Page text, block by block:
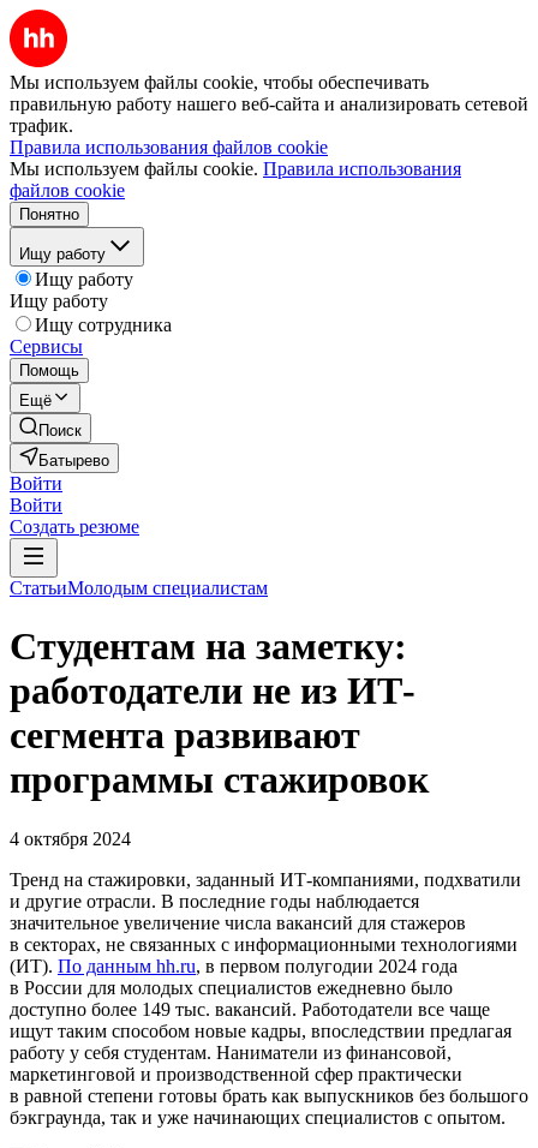
Мы используем файлы cookie, чтобы обеспечивать
правильную работу нашего веб-сайта и анализировать сетевой
трафик.
Правила использования файлов cookie
Мы используем файлы cookie. Правила использования
файлов cookie
Понятно
Ищу работу
Ищу работу
Ищу работу
Ищу сотрудника
Сервисы
Помощь
Ещё
Поиск
Батырево
Войти
Войти
Создать резюме
СтатьиМолодым специалистам
Студентам на заметку:
работодатели не из ИТ-
сегмента развивают
программы стажировок
4 октября 2024
Тренд на стажировки, заданный ИТ-компаниями, подхватили
и другие отрасли. В последние годы наблюдается
значительное увеличение числа вакансий для стажеров
в секторах, не связанных с информационными технологиями
(ИТ). По данным hh.ru, в первом полугодии 2024 года
в России для молодых специалистов ежедневно было
доступно более 149 тыс. вакансий. Работодатели все чаще
ищут таким способом новые кадры, впоследствии предлагая
работу у себя студентам. Наниматели из финансовой,
маркетинговой и производственной сфер практически
в равной степени готовы брать как выпускников без большого
бэкграунда, так и уже начинающих специалистов с опытом.